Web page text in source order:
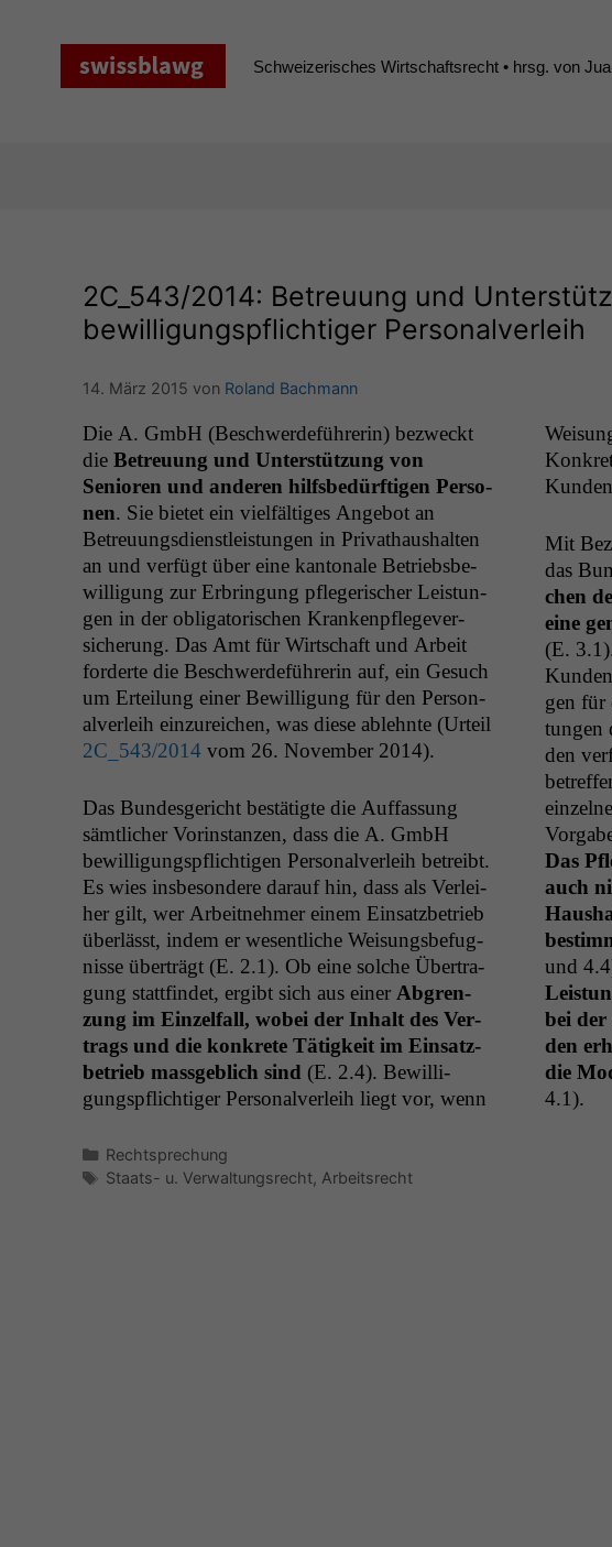
Schweizerisches Wirtschaftsrecht • hrsg. von
2C_543/2014: Betreuung und
bewilligungspflichtiger Personalverleih
14. März 2015 von Roland Bachmann
Die A. GmbH (Beschw­erde­führerin) bezweckt
die Betreu­ung und Unter­stützung von
Senioren und anderen hil­fs­bedürfti­gen Per­so­
n­en. Sie bietet ein vielfältiges Ange­bot an
Betreu­ungs­di­en­stleis­tun­gen in Pri­vathaushal­ten
an und ver­fügt über eine kan­tonale Betrieb­s­be­
wil­li­gung zur Erbringung pflegerisch­er Leis­tun­
gen in der oblig­a­torischen Krankenpflegev­er­
sicherung. Das Amt für Wirtschaft und Arbeit
forderte die Beschw­erde­führerin auf, ein Gesuch
um Erteilung ein­er Bewil­li­gung für den Per­son­
alver­leih einzure­ichen, was diese ablehnte (Urteil
2C_543/2014 vom 26. Novem­ber 2014).
Das Bun­des­gericht bestätigte die Auf­fas­sung
sämtlich­er Vorin­stanzen, dass die A. GmbH
bewil­li­gungspflichti­gen Per­son­alver­leih betreibt.
Es wies ins­beson­dere darauf hin, dass als Ver­lei­
her gilt, wer Arbeit­nehmer einem Ein­satz­be­trieb
über­lässt, indem er wesentliche Weisungs­befug­
nisse überträgt (E. 2.1). Ob eine solche Über­tra­
gung stat­tfind­et, ergibt sich aus ein­er Abgren­
zung im Einzelfall, wobei der Inhalt des Ver­
trags und die konkrete Tätigkeit im Ein­satz­
be­trieb mass­ge­blich sind (E. 2.4). Bewil­li­
gungspflichtiger Per­son­alver­leih liegt vor, wenn
Mit
das
chen
eine
(E.
gen für
tun­gen
den
Das
auch
und
bei
den
die
4.1).
Kategorien
Rechtsprechung
Schlagwörter
Staats- u. Verwaltungsrecht, Arbeitsrecht